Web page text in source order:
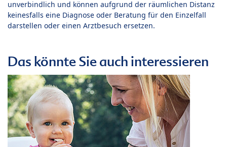
unverbindlich und können aufgrund der räumlichen Distanz
keinesfalls eine Diagnose oder Beratung für den Einzelfall
darstellen oder einen Arztbesuch ersetzen.
Das könnte Sie auch interessieren